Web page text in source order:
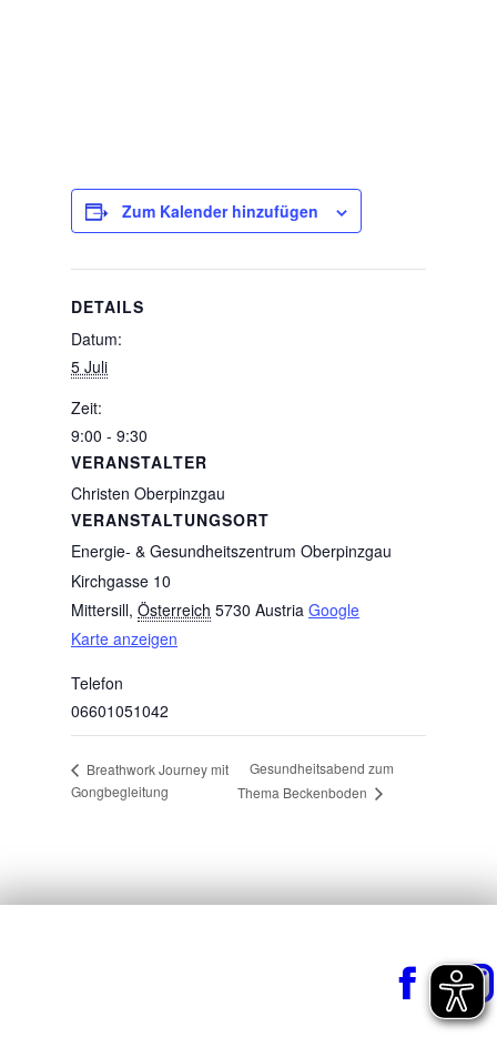
Zum Kalender hinzufügen
DETAILS
Datum:
5 Juli
Zeit:
9:00 - 9:30
VERANSTALTUNGSORT
Energie- & Gesundheitszentrum Oberpinzgau
Kirchgasse 10
Mittersill, Österreich 5730 Austria Google
Karte anzeigen
Telefon
06601051042
VERANSTALTER
Christen Oberpinzgau
Breathwork Journey mit
Gongbegleitung
Gesundheitsabend zum
Thema Beckenboden